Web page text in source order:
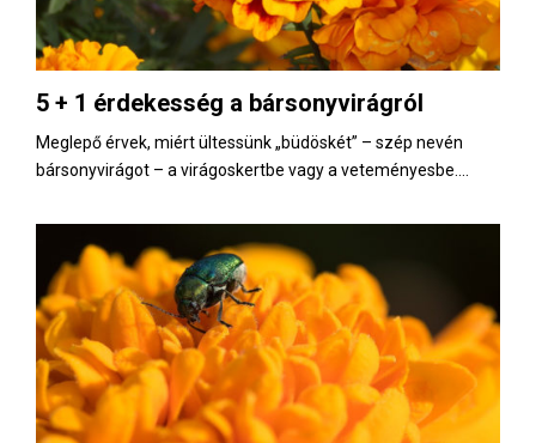
5 + 1 érdekesség a bársonyvirágról
Meglepő érvek, miért ültessünk „büdöskét” – szép nevén
bársonyvirágot – a virágoskertbe vagy a veteményesbe....